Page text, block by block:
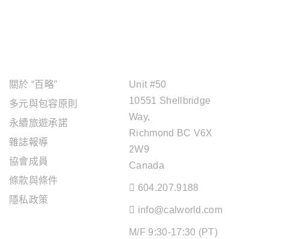
關於 “百略”
多元與包容原則
永續旅遊承諾
雜誌報導
協會成員
條款與條件
隱私政策
Unit #50
10551 Shellbridge
Way,
Richmond BC V6X
2W9
Canada
604.207.9188
info@calworld.com
M/F 9:30-17:30 (PT)